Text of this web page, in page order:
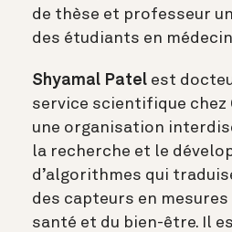
de thèse et professeur
des étudiants en
Shyamal Patel est
service scientifique chez
une organisation
la recherche et le
d’algorithmes qui
des capteurs en
santé et du bien-être. Il